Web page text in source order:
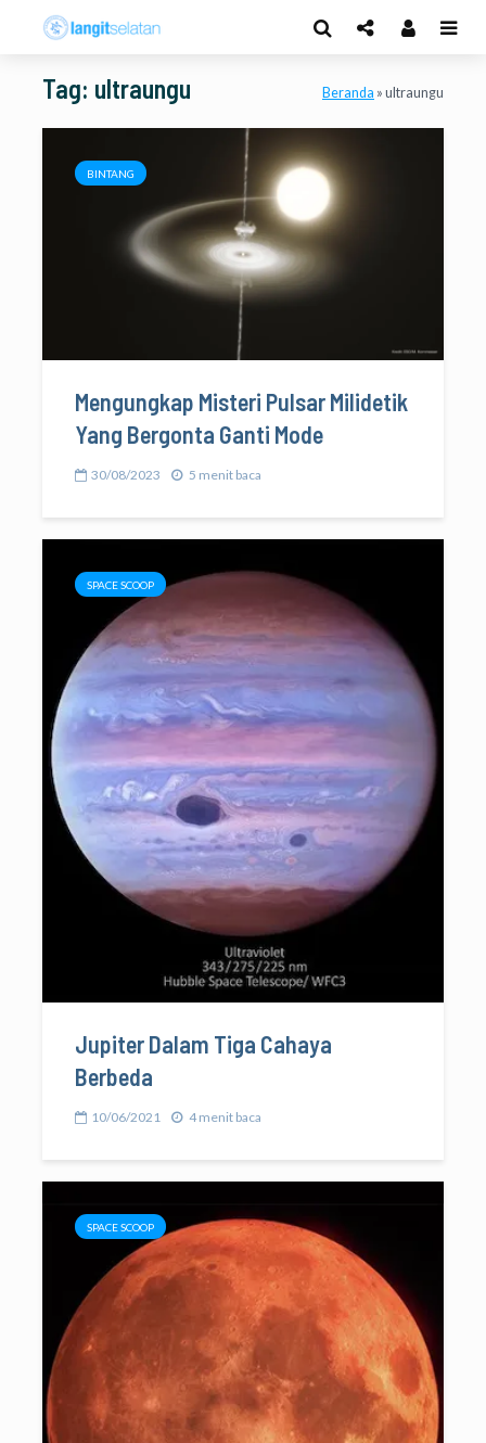
Tag: ultraungu Beranda » ultraungu
BINTANG
Mengungkap Misteri Pulsar Milidetik
Yang Bergonta Ganti Mode
30/08/2023 5 menit baca
SPACE SCOOP
Jupiter Dalam Tiga Cahaya
Berbeda
10/06/2021 4 menit baca
SPACE SCOOP